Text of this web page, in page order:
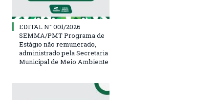
EDITAL N° 001/2026
SEMMA/PMT Programa de
Estágio não remunerado,
administrado pela Secretaria
Municipal de Meio Ambiente